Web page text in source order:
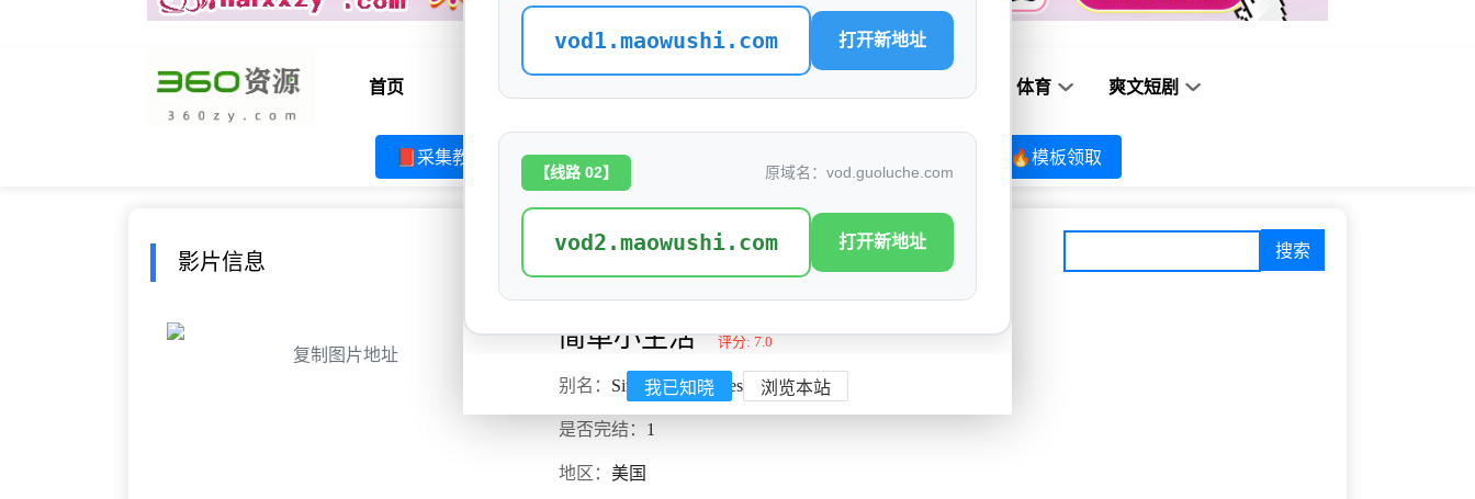
首页 电影 体育 爽文短剧
📕采集教程 🗨求片必应 🔥模板领取
影片信息
复制图片地址
简单小生活 评分: 7.0
别名： Simple Little Lives
是否完结： 1
地区： 美国
vod1.maowushi.com 打开新地址
【线路 02】 原域名：vod.guoluche.com
vod2.maowushi.com 打开新地址
我已知晓 浏览本站